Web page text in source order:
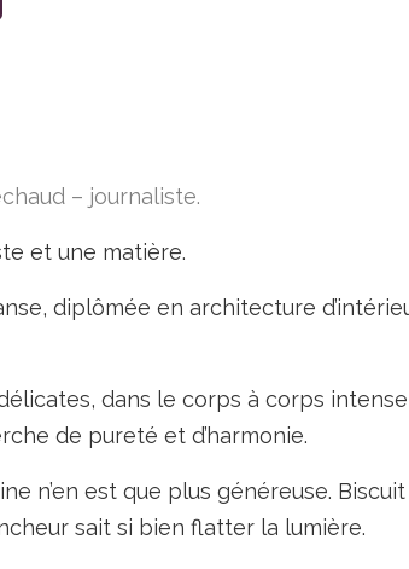
– journaliste.
et une matière.
diplômée en architecture
dans le corps à corps
de pureté et d’harmonie.
n’en est que plus généreuse.
sait si bien flatter la lumière.